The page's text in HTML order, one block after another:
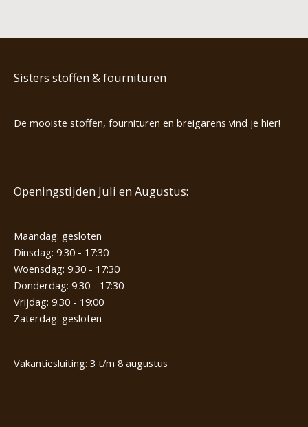
Sisters stoffen & fournituren
De mooiste stoffen, fournituren en breigarens vind je hier!
Openingstijden Juli en Augustus:
Maandag: gesloten
Dinsdag: 9:30 - 17:30
Woensdag: 9:30 - 17:30
Donderdag: 9:30 - 17:30
Vrijdag: 9:30 - 19:00
Zaterdag: gesloten
Vakantiesluiting: 3 t/m 8 augustus